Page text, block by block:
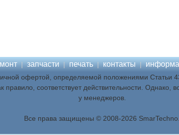
| запчасти | печать | контакты |
офертой, определяемой положениями Статьи
соответствует действительности. Однако,
у менеджеров.
Все права защищены © 2008-2026 SmarTechno.